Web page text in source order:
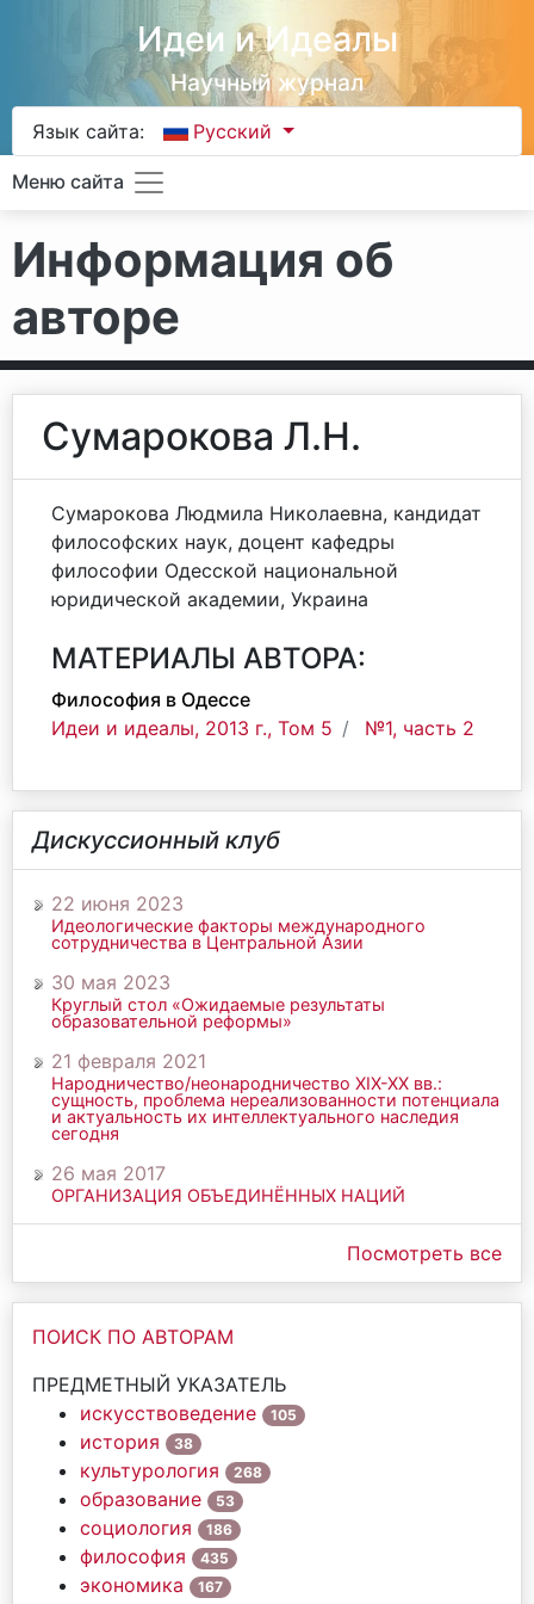
Идеи и Идеалы
Научный журнал
Язык сайта: Русский
Меню сайта
Информация об
авторе
Сумарокова Л.Н.
Сумарокова Людмила Николаевна, кандидат
философских наук, доцент кафедры
философии Одесской национальной
юридической академии, Украина
МАТЕРИАЛЫ АВТОРА:
Философия в Одессе
Идеи и идеалы, 2013 г., Том 5
№1, часть 2
Дискуссионный клуб
22 июня 2023
Идеологические факторы международного
сотрудничества в Центральной Азии
30 мая 2023
Круглый стол «Ожидаемые результаты
образовательной реформы»
21 февраля 2021
Народничество/неонародничество ХIХ-ХХ вв.:
сущность, проблема нереализованности потенциала
и актуальность их интеллектуального наследия
сегодня
26 мая 2017
ОРГАНИЗАЦИЯ ОБЪЕДИНЁННЫХ НАЦИЙ
Посмотреть все
ПОИСК ПО АВТОРАМ
ПРЕДМЕТНЫЙ УКАЗАТЕЛЬ
искусствоведение
105
история 38
культурология 268
образование 53
социология 186
философия 435
экономика 167